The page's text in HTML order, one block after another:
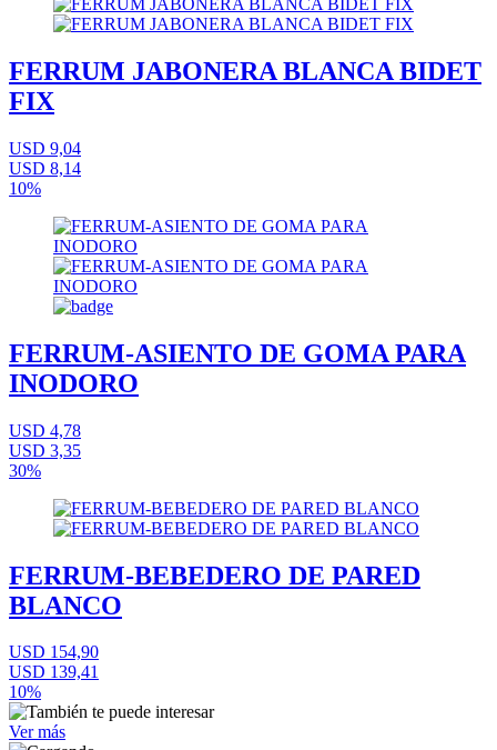
FERRUM JABONERA BLANCA BIDET
FIX
USD 9,04
USD 8,14
10%
FERRUM-ASIENTO DE GOMA PARA
INODORO
USD 4,78
USD 3,35
30%
FERRUM-BEBEDERO DE PARED
BLANCO
USD 154,90
USD 139,41
10%
Ver más